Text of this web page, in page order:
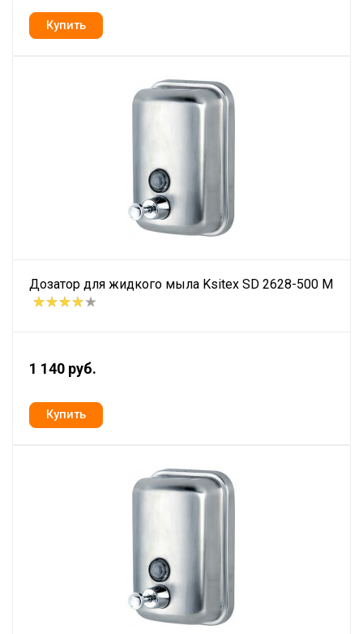
Дозатор для жидкого мыла Ksitex SD 2628-500 M
1 140 руб.